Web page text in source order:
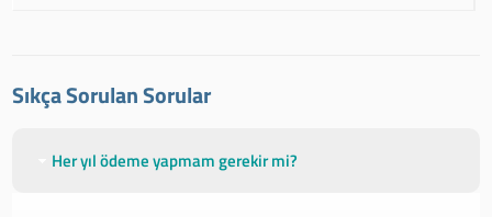
Sıkça Sorulan Sorular
Her yıl ödeme yapmam gerekir mi?